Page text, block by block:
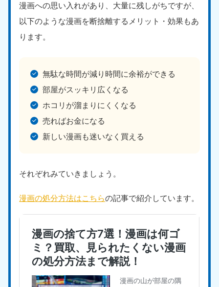
漫画への思い入れがあり、大量に残しがちですが、
以下のような漫画を断捨離するメリット・効果もあ
ります。
無駄な時間が減り時間に余裕ができる
部屋がスッキリ広くなる
ホコリが溜まりにくくなる
売ればお金になる
新しい漫画も迷いなく買える
それぞれみていきましょう。
漫画の処分方法はこちらの記事で紹介しています。
北海道
9:00〜19:00 年中無休 9:00〜19:00 年中無休
岩手県
050-1881-5274
9:00〜19:00 年中無休
秋田県
050-1881-5275
9:00〜19:00 年中無休
山形県
050-1881-5273
9:00〜19:00 年中無休
050-1881-5272
9:00〜19:00 年中無休